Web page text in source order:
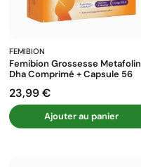
FEMIBION
Femibion Grossesse Metafolin
Dha Comprimé + Capsule 56
Prix
23,99 €
Ajouter au panier